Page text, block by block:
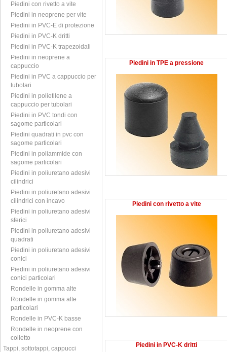
Piedini con rivetto a vite
Piedini in neoprene per vite
Piedini in PVC-E di protezione
Piedini in PVC-K dritti
Piedini in PVC-K trapezoidali
Piedini in neoprene a
cappuccio
Piedini in PVC a cappuccio per
tubolari
Piedini in polietilene a
cappuccio per tubolari
Piedini in PVC tondi con
sagome particolari
Piedini quadrati in pvc con
sagome particolari
Piedini in poliammide con
sagome particolari
Piedini in poliuretano adesivi
cilindrici
Piedini in poliuretano adesivi
cilindrici con incavo
Piedini in poliuretano adesivi
sferici
Piedini in poliuretano adesivi
quadrati
Piedini in poliuretano adesivi
conici
Piedini in poliuretano adesivi
conici particolari
Rondelle in gomma alte
Rondelle in gomma alte
particolari
Rondelle in PVC-K basse
Rondelle in neoprene con
colletto
Tappi, sottotappi, cappucci
Piedini in TPE a pressione
Piedini con rivetto a vite
Piedini in PVC-K dritti